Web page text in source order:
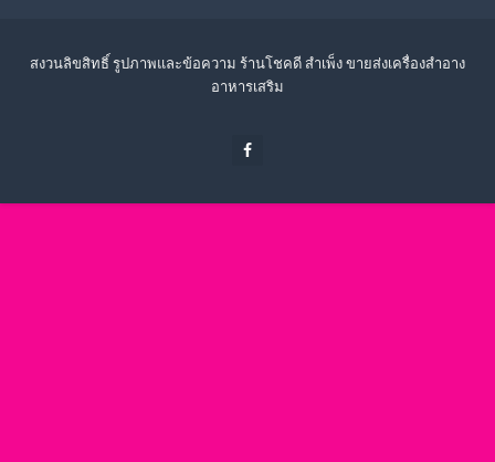
สงวนลิขสิทธิ์ รูปภาพและข้อความ ร้านโชคดี สำเพ็ง ขายส่งเครื่องสำอาง
อาหารเสริม